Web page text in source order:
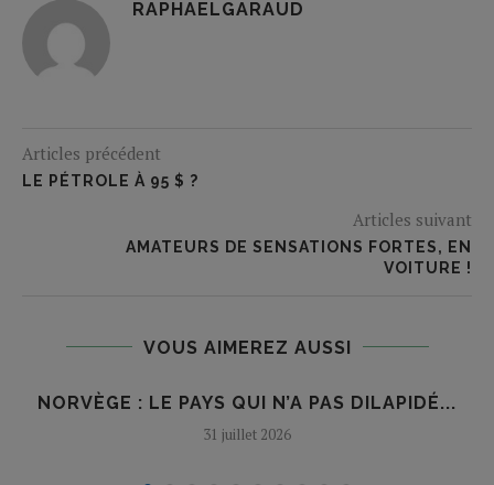
RAPHAELGARAUD
Articles précédent
LE PÉTROLE À 95 $ ?
Articles suivant
AMATEURS DE SENSATIONS FORTES, EN
VOITURE !
VOUS AIMEREZ AUSSI
NORVÈGE : LE PAYS QUI N’A PAS DILAPIDÉ...
31 juillet 2026